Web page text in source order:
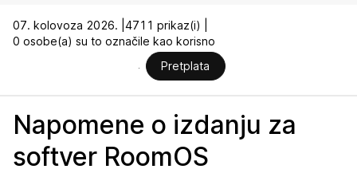
07. kolovoza 2026. | 4711 prikaz(i) |
0 osobe(a) su to označile kao korisno
Pretplata
Napomene o izdanju za
softver RoomOS